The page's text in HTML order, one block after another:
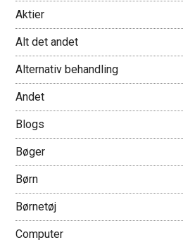
Aktier
Alt det andet
Alternativ behandling
Andet
Blogs
Bøger
Børn
Børnetøj
Computer